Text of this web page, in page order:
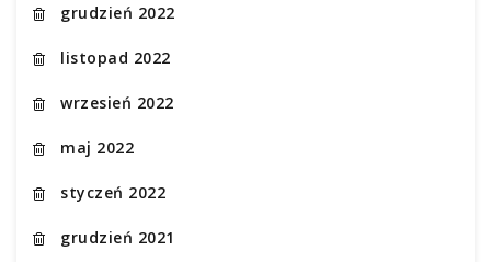
grudzień 2022
listopad 2022
wrzesień 2022
maj 2022
styczeń 2022
grudzień 2021